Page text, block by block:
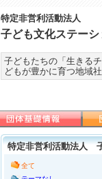
特定非営利活動法人
子ども文化ステーシ
子どもたちの「生きる
どもが豊かに育つ地域
特定非営利活動法人
全て